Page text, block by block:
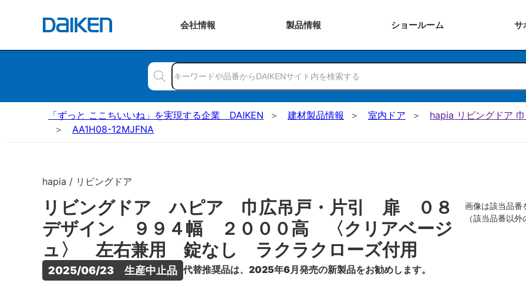
会社情報 製品情報 ショールーム サ
「ずっと ここちいいね」を実現する企業 DAIKEN 建材製品情報 室内ドア hapia リビングドア
AA1H08-12MJFNA
hapia / リビングドア
リビングドア ハピア 巾広吊戸・片引 扉 ０８
デザイン ９９４幅 ２０００高 〈クリアベージ
ュ〉 左右兼用 錠なし ラクラクローズ付用
2025/06/23　生産中止品 代替推奨品は、2025年6月発売の新製品をお勧めします。
画像は該当品番
（該当品番以